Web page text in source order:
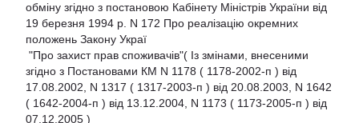
обміну згідно з постановою Кабінету Міністрів України від
19 березня 1994 р. N 172 Про реалізацію окремних
положень Закону Украї
"Про захист прав споживачів"( Із змінами, внесеними
згідно з Постановами КМ N 1178 ( 1178-2002-п ) від
17.08.2002, N 1317 ( 1317-2003-п ) від 20.08.2003, N 1642
( 1642-2004-п ) від 13.12.2004, N 1173 ( 1173-2005-п ) від
07.12.2005 )